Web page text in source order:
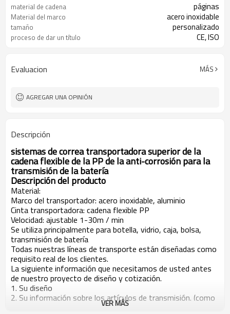
material de cadena páginas
Material del marco acero inoxidable
tamaño personalizado
proceso de dar un título CE, ISO
Evaluacion MÁS
AGREGAR UNA OPINIÓN
Descripción
sistemas de correa transportadora superior de la
cadena flexible de la PP de la anti-corrosión para la
transmisión de labatería
Descripción del producto
Material:
Marco del transportador: acero inoxidable, aluminio
Cinta transportadora: cadena flexible PP
Velocidad: ajustable 1-30m / min
Se utiliza principalmente para botella, vidrio, caja, bolsa,
transmisión de batería
Todas nuestras líneas de transporte están diseñadas como
requisito real de los clientes.
La siguiente información que necesitamos de usted antes
de nuestro proyecto de diseño y cotización.
1. Su diseño
2. Su información sobre los artículos de transmisión. (como
el peso y el tamaño máximos y mínimos)
VER MÁS